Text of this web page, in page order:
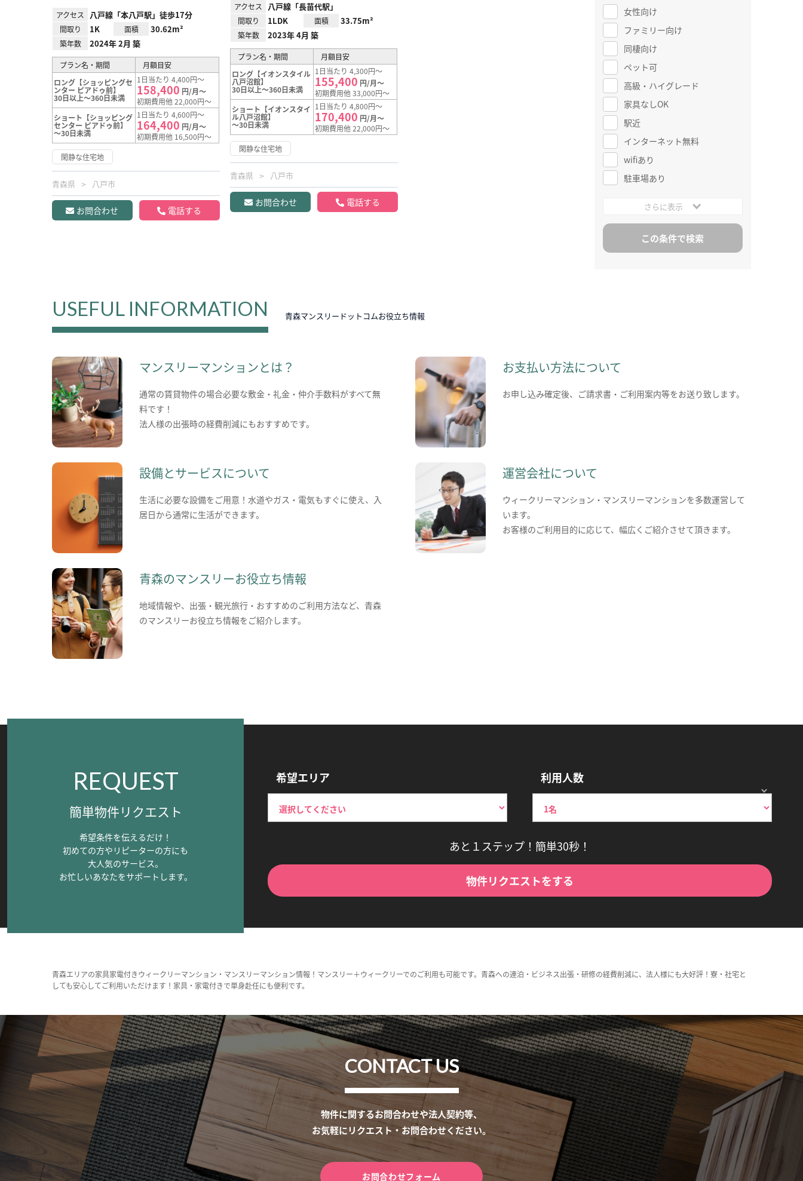
アクセス 八戸線「本八戸駅」徒歩17分
間取り 1K 面積 30.62m²
築年数 2024年 2月 築
プラン名・期間
月額目安
ロング【ショッピングセ
ンター ピアドゥ前】
30日以上～360日未満
1日当たり 4,400円～
158,400 円/月～
初期費用他 22,000円～
ショート【ショッピング
センター ピアドゥ前】
～30日未満
1日当たり 4,600円～
164,400 円/月～
初期費用他 16,500円～
閑静な住宅地
青森県 八戸市
お問合わせ 電話する
アクセス 八戸線「長苗代駅」
間取り 1LDK 面積 33.75m²
築年数 2023年 4月 築
プラン名・期間
月額目安
ロング【イオンスタイル
八戸沼館】
30日以上～360日未満
1日当たり 4,300円～
155,400 円/月～
初期費用他 33,000円～
ショート【イオンスタイ
ル八戸沼館】
～30日未満
1日当たり 4,800円～
170,400 円/月～
初期費用他 22,000円～
閑静な住宅地
青森県 八戸市
お問合わせ 電話する
女性向け
ファミリー向け
同棲向け
ペット可
高級・ハイグレード
家具なしOK
駅近
インターネット無料
wifiあり
駐車場あり
さらに表示
USEFUL INFORMATION 青森マンスリードットコムお役立ち情報
マンスリーマンションとは？
通常の賃貸物件の場合必要な敷金・礼金・仲介手数料がすべて無
料です！
法人様の出張時の経費削減にもおすすめです。
お支払い方法について
お申し込み確定後、ご請求書・ご利用案内等をお送り致します。
設備とサービスについて
生活に必要な設備をご用意！水道やガス・電気もすぐに使え、入
居日から通常に生活ができます。
運営会社について
ウィークリーマンション・マンスリーマンションを多数運営して
います。
お客様のご利用目的に応じて、幅広くご紹介させて頂きます。
青森のマンスリーお役立ち情報
地域情報や、出張・観光旅行・おすすめのご利用方法など、青森
のマンスリーお役立ち情報をご紹介します。
REQUEST
簡単物件リクエスト
希望条件を伝えるだけ！
初めての方やリピーターの方にも
大人気のサービス。
お忙しいあなたをサポートします。
希望エリア 利用人数
あと１ステップ！簡単30秒！
物件リクエストをする
青森エリアの家具家電付きウィークリーマンション・マンスリーマンション情報！マンスリー＋ウィークリーでのご利用も可能です。青森への連泊・ビジネス出張・研修の経費削減に、法人様にも大好評！寮・社宅と
しても安心してご利用いただけます！家具・家電付きで単身赴任にも便利です。
CONTACT US
物件に関するお問合わせや法人契約等、
お気軽にリクエスト・お問合わせください。
お問合わせフォーム